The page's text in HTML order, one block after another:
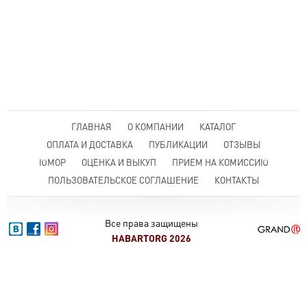
ГЛАВНАЯ О КОМПАНИИ
КАТАЛОГ
ОПЛАТА И ДОСТАВКА
ПУБЛИКАЦИИ
ОТЗЫВЫ
ЮМОР
ОЦЕНКА И ВЫКУП
ПРИЕМ НА КОМИССИЮ
ПОЛЬЗОВАТЕЛЬСКОЕ СОГЛАШЕНИЕ
КОНТАКТЫ
Все права защищены
HABARTORG 2026